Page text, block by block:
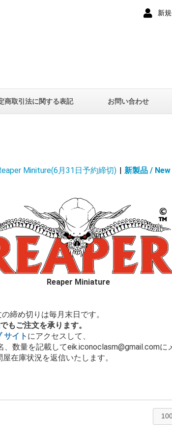
新
商取引法に関する表記 お問い合わせ
Miniture(6月31日予約締切) | 新製品 /
Reaper Miniature
締め切りは毎月末日です。
もご注文を承ります。
サイト にアクセスして、
数量を記載してeik.iconoclasm@gmail.comに
在庫状況を返信いたします。